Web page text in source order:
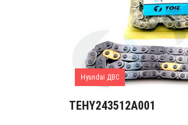
Hyundai ДВС
TEHY243512A001